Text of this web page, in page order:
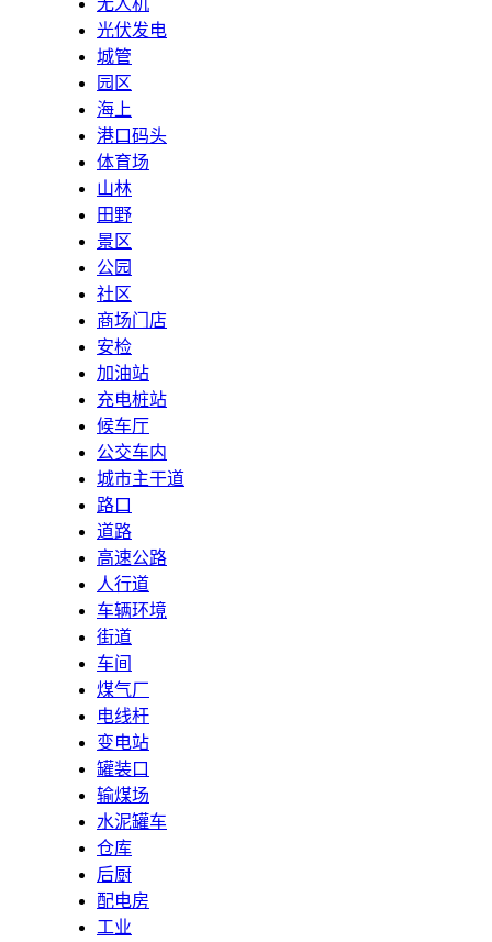
光伏发电
城管
园区
海上
港口码头
体育场
山林
田野
景区
公园
社区
商场门店
安检
加油站
充电桩站
候车厅
公交车内
城市主干道
路口
道路
高速公路
人行道
车辆环境
街道
车间
煤气厂
电线杆
变电站
罐装口
输煤场
水泥罐车
仓库
后厨
配电房
工业